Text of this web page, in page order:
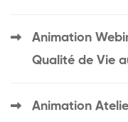
Animation
Qualité de Vie
Animation